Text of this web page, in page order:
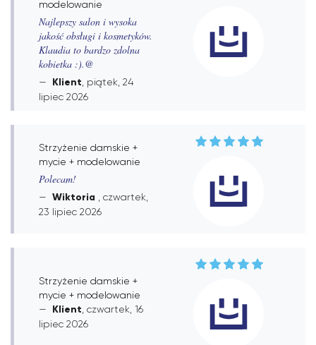
modelowanie
Najlepszy salon i wysoka
jakość obsługi i kosmetyków.
Klaudia to bardzo zdolna
kobietka :).@
Klient , piątek, 24
lipiec 2026
Strzyżenie damskie +
mycie + modelowanie
Polecam!
Wiktoria
, czwartek,
23 lipiec 2026
Strzyżenie damskie +
mycie + modelowanie
Klient , czwartek, 16
lipiec 2026